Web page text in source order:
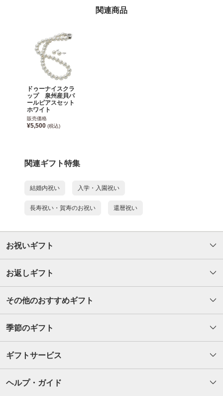
関連商品
ドゥーナイスクラ
ップ 泉州産貝パ
ールピアスセット
ホワイト
販売価格
¥5,500 (税込)
関連ギフト特集
結婚内祝い 入学・入園祝い
長寿祝い・賀寿のお祝い 還暦祝い
お祝いギフト
お返しギフト
その他のおすすめギフト
季節のギフト
ギフトサービス
ヘルプ・ガイド